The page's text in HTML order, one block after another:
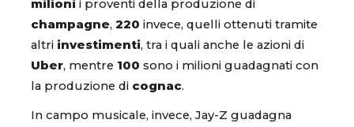
milioni i proventi della produzione di
champagne, 220 invece, quelli ottenuti tramite
altri investimenti, tra i quali anche le azioni di
Uber, mentre 100 sono i milioni guadagnati con
la produzione di cognac.
In campo musicale, invece, Jay-Z guadagna